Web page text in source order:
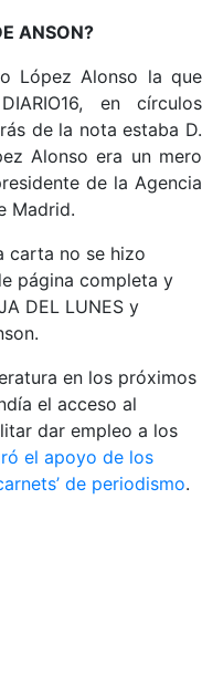
ANSON?
López Alonso la que
en círculos
de la nota estaba D.
Alonso era un mero
de la Agencia
Madrid.
carta no se hizo
página completa y
DEL LUNES y
en los próximos
el acceso al
dar empleo a los
el apoyo de los
de periodismo.